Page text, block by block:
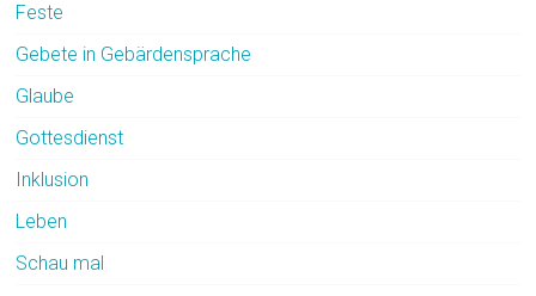
Feste
Gebete in Gebärdensprache
Glaube
Gottesdienst
Inklusion
Leben
Schau mal